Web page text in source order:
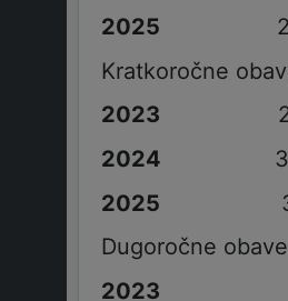
Kratkoročne
Dugoročne